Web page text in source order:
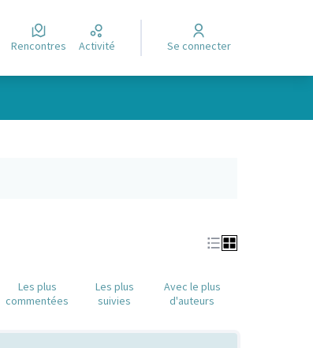
Rencontres Activité Se connecter
Les plus
commentées
Les plus
suivies
Avec le plus
d'auteurs